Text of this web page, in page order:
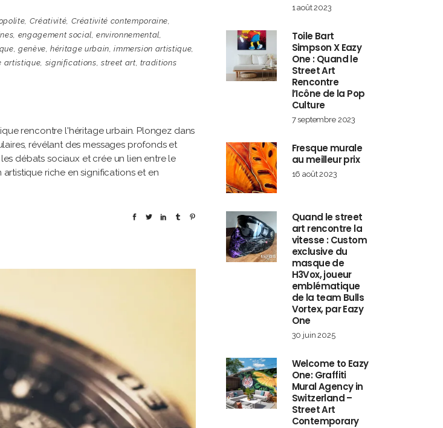
Créativité Créativité contemporaine
engagement social ,environnemental
genève ,héritage urbain ,immersion artistique
artistique significations ,street art traditions
rencontre l'héritage urbain. Plongez dans
révélant des messages profonds et
débats sociaux et crée un lien entre le
riche en significations et en
1 août 2023
Toile Bart
Simpson X Eazy
One : Quand le
Street Art
Rencontre
l’Icône de la Pop
Culture
7 septembre 2023
Fresque murale
au meilleur prix
16 août 2023
Quand le street
art rencontre la
vitesse : Custom
exclusive du
masque de
H3Vox, joueur
emblématique
de la team Bulls
Vortex, par Eazy
One
30 juin 2025
Welcome to Eazy
One: Graffiti
Mural Agency in
Switzerland –
Street Art
Contemporary